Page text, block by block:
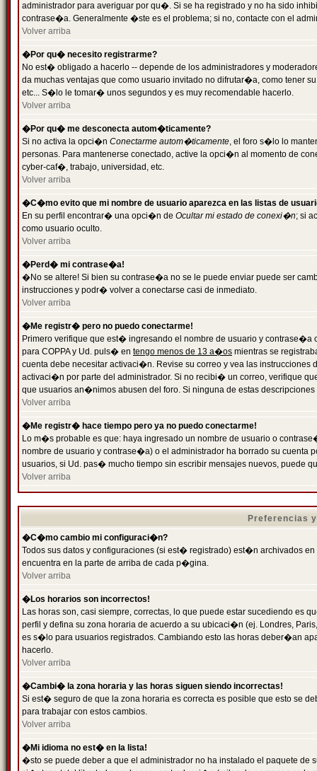
administrador para averiguar por qu�. Si se ha registrado y no ha sido
contrase�a. Generalmente �ste es el problema; si no, contacte con el
Volver arriba
�Por qu� necesito registrarme?
No est� obligado a hacerlo -- depende de los administradores y
da muchas ventajas que como usuario invitado no difrutar�a, como tener
etc... S�lo le tomar� unos segundos y es muy recomendable hacerlo.
Volver arriba
�Por qu� me desconecta autom�ticamente?
Si no activa la opci�n Conectarme autom�ticamente, el foro s�lo lo
personas. Para mantenerse conectado, active la opci�n al momento de
cyber-caf�, trabajo, universidad, etc.
Volver arriba
�C�mo evito que mi nombre de usuario aparezca en las listas de
En su perfil encontrar� una opci�n de Ocultar mi estado de conexi�n; si
como usuario oculto.
Volver arriba
�Perd� mi contrase�a!
�No se altere! Si bien su contrase�a no se le puede enviar puede ser
instrucciones y podr� volver a conectarse casi de inmediato.
Volver arriba
�Me registr� pero no puedo conectarme!
Primero verifique que est� ingresando el nombre de usuario y
para COPPA y Ud. puls� en tengo menos de 13 a�os mientras se
cuenta debe necesitar activaci�n. Revise su correo y vea las
activaci�n por parte del administrador. Si no recibi� un correo, verifique
que usuarios an�nimos abusen del foro. Si ninguna de estas
Volver arriba
�Me registr� hace tiempo pero ya no puedo conectarme!
Lo m�s probable es que: haya ingresado un nombre de usuario o
nombre de usuario y contrase�a) o el administrador ha borrado su
usuarios, si Ud. pas� mucho tiempo sin escribir mensajes nuevos, puede
Volver arriba
Preferencias
�C�mo cambio mi configuraci�n?
Todos sus datos y configuraciones (si est� registrado) est�n archivados
encuentra en la parte de arriba de cada p�gina.
Volver arriba
�Los horarios son incorrectos!
Las horas son, casi siempre, correctas, lo que puede estar sucediendo es
perfil y defina su zona horaria de acuerdo a su ubicaci�n (ej. Londres,
es s�lo para usuarios registrados. Cambiando esto las horas deber�an
hacerlo.
Volver arriba
�Cambi� la zona horaria y las horas siguen siendo incorrectas!
Si est� seguro de que la zona horaria es correcta es posible que esto se
para trabajar con estos cambios.
Volver arriba
�Mi idioma no est� en la lista!
�sto se puede deber a que el administrador no ha instalado el paquete